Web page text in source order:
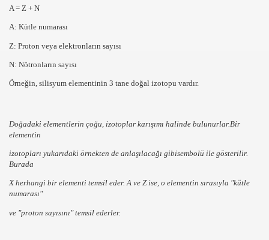
A = Z + N
A: Kütle numarası
Z: Proton veya elektronların sayısı
N: Nötronların sayısı
Örneğin, silisyum elementinin 3 tane doğal izotopu vardır.
Doğadaki elementlerin çoğu, izotoplar karışımı halinde bulunurlar.Bir
elementin
izotopları yukarıdaki örnekten de anlaşılacağı gibisembolü ile gösterilir.
Burada
Xherhangi bir elementi temsil eder.A ve Zise, o elementin sırasıyla "kütle
numarası"
ve "proton sayısını"temsil ederler.